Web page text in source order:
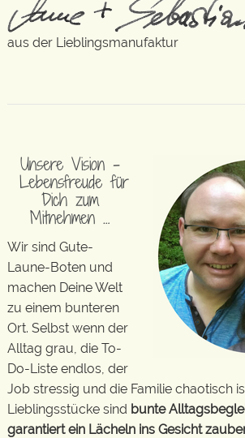
aus der Lieblingsmanufaktur
Unsere Vision –
Lebensfreude für
Dich zum
Mitnehmen …
Wir sind Gute-
Laune-Boten und
machen Deine Welt
zu einem bunteren
Ort. Selbst wenn der
Alltag grau, die To-
Do-Liste endlos, der
Job stressig und die Familie chaotisch
Lieblingsstücke sind bunte
garantiert ein Lächeln ins Gesicht